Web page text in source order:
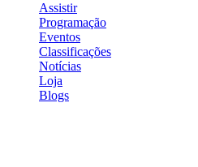
Assistir
Programação
Eventos
Classificações
Notícias
Loja
Blogs